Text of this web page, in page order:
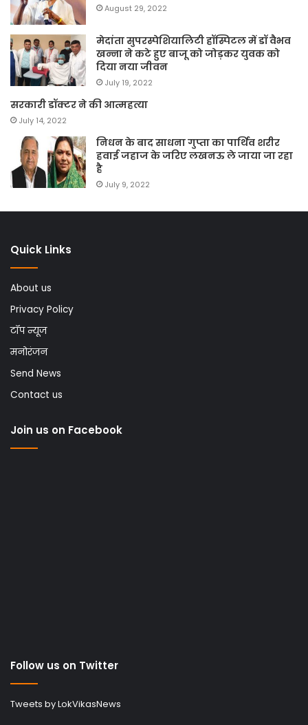
August 29, 2022
मेदांता सुपरस्पेशियालिटी हॉस्पिटल में डॉ वैभव
खन्ना ने कटे हुए बाजू को जोड़कर युवक को
दिया नया जीवन
July 19, 2022
सरकारी डॉक्टर ने की आत्महत्या
July 14, 2022
निधन के बाद साधना गुप्ता का पार्थिव शरीर
हवाई जहाज के जरिए लखनऊ ले जाया जा रहा
है
July 9, 2022
Quick Links
About us
Privacy Policy
टॉप न्यूज
मनोरंजन
Send News
Contact us
Join us on Facebook
Follow us on Twitter
Tweets by LokVikasNews